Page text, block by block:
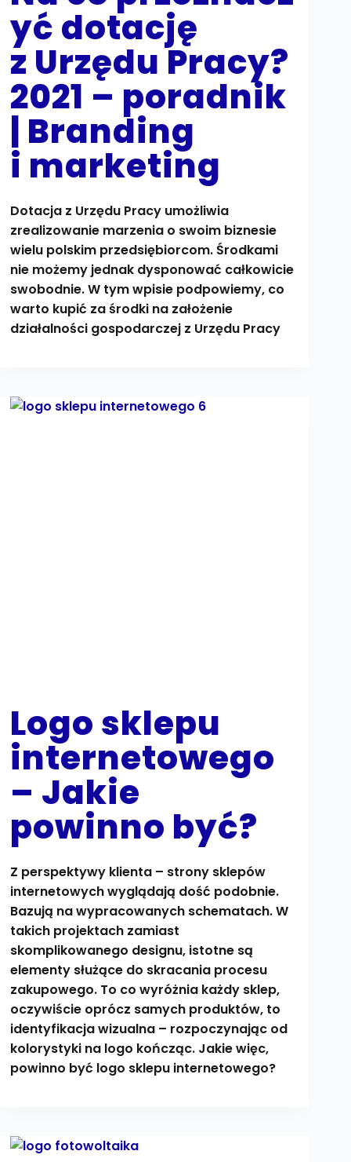
yć dotację
z Urzędu Pracy?
2021 – poradnik
| Branding
i marketing
Dotacja z Urzędu Pracy umożliwia
zrealizowanie marzenia o swoim biznesie
wielu polskim przedsiębiorcom. Środkami
nie możemy jednak dysponować całkowicie
swobodnie. W tym wpisie podpowiemy, co
warto kupić za środki na założenie
działalności gospodarczej z Urzędu Pracy
Logo sklepu
internetowego
– Jakie
powinno być?
Z perspektywy klienta – strony sklepów
internetowych wyglądają dość podobnie.
Bazują na wypracowanych schematach. W
takich projektach zamiast
skomplikowanego designu, istotne są
elementy służące do skracania procesu
zakupowego. To co wyróżnia każdy sklep,
oczywiście oprócz samych produktów, to
identyfikacja wizualna – rozpoczynając od
kolorystyki na logo kończąc. Jakie więc,
powinno być logo sklepu internetowego?